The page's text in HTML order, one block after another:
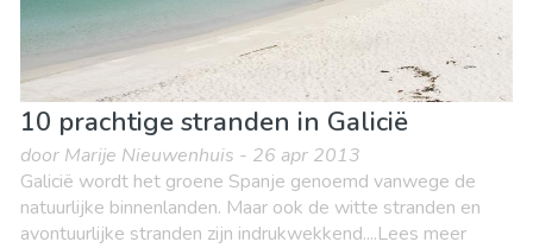
10 prachtige stranden in Galicië
door Marije Nieuwenhuis - 26 apr 2013
Galicië wordt het groene Spanje genoemd vanwege de
natuurlijke binnenlanden. Maar ook de witte stranden en
avontuurlijke stranden zijn indrukwekkend....Lees meer